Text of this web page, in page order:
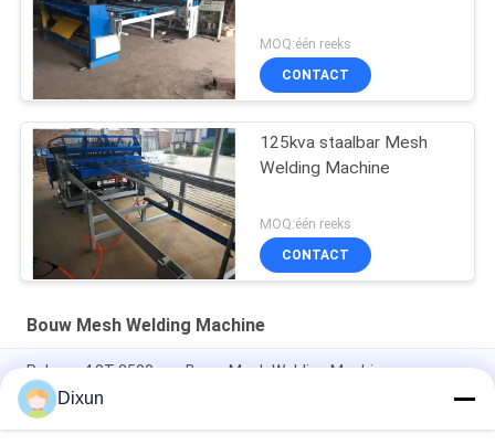
MOQ:één reeks
CONTACT
125kva staalbar Mesh
Welding Machine
MOQ:één reeks
CONTACT
Bouw Mesh Welding Machine
Rolvoer 4.8T 2500mm Bouw Mesh Welding Machine
2.5m Bouw Mesh Welding Machine, Automatische Draad Mesh
Welding Machine
Dixun